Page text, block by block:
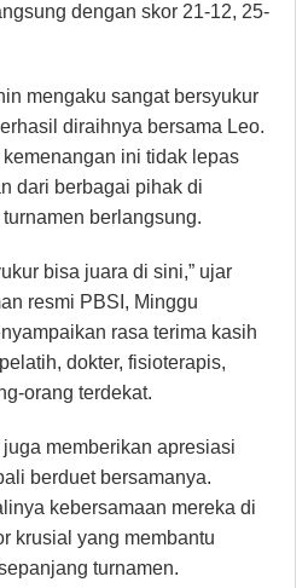
dengan skor 21-12, 25-
mengaku sangat bersyukur
diraihnya bersama Leo.
ini tidak lepas
dari berbagai pihak di
berlangsung.
bisa juara di sini,” ujar
resmi PBSI, Minggu
rasa terima kasih
dokter, fisioterapis,
orang terdekat.
memberikan apresiasi
berduet bersamanya.
kebersamaan mereka di
krusial yang membantu
turnamen.